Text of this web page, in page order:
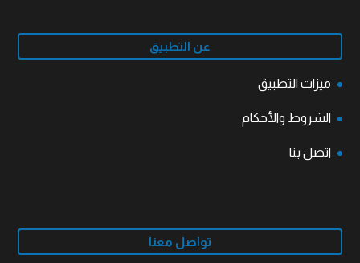
عن التطبيق
ميزات التطبيق
الشروط والأحكام
اتصل بنا
تواصل معنا